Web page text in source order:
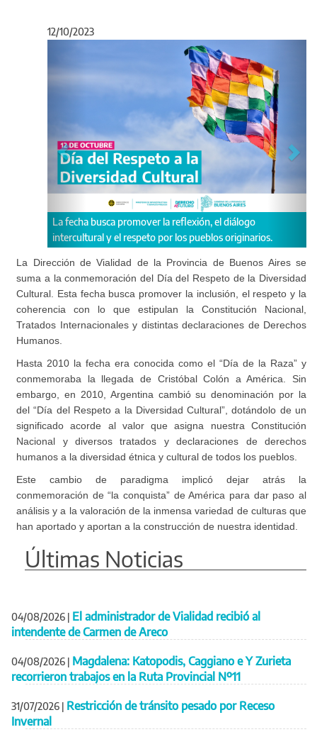
12/10/2023
La fecha busca promover la reflexión, el diálogo
intercultural y el respeto por los pueblos originarios.
La Dirección de Vialidad de la Provincia de Buenos Aires se
suma a la conmemoración del Día del Respeto de la Diversidad
Cultural. Esta fecha busca promover la inclusión, el respeto y la
coherencia con lo que estipulan la Constitución Nacional,
Tratados Internacionales y distintas declaraciones de Derechos
Humanos.
Hasta 2010 la fecha era conocida como el “Día de la Raza” y
conmemoraba la llegada de Cristóbal Colón a América. Sin
embargo, en 2010, Argentina cambió su denominación por la
del “Día del Respeto a la Diversidad Cultural”, dotándolo de un
significado acorde al valor que asigna nuestra Constitución
Nacional y diversos tratados y declaraciones de derechos
humanos a la diversidad étnica y cultural de todos los pueblos.
Este cambio de paradigma implicó dejar atrás la
conmemoración de “la conquista” de América para dar paso al
análisis y a la valoración de la inmensa variedad de culturas que
han aportado y aportan a la construcción de nuestra identidad.
Últimas Noticias
04/08/2026 | El administrador de Vialidad recibió al
intendente de Carmen de Areco
04/08/2026 | Magdalena: Katopodis, Caggiano e Y Zurieta
recorrieron trabajos en la Ruta Provincial Nº11
31/07/2026 | Restricción de tránsito pesado por Receso
Invernal